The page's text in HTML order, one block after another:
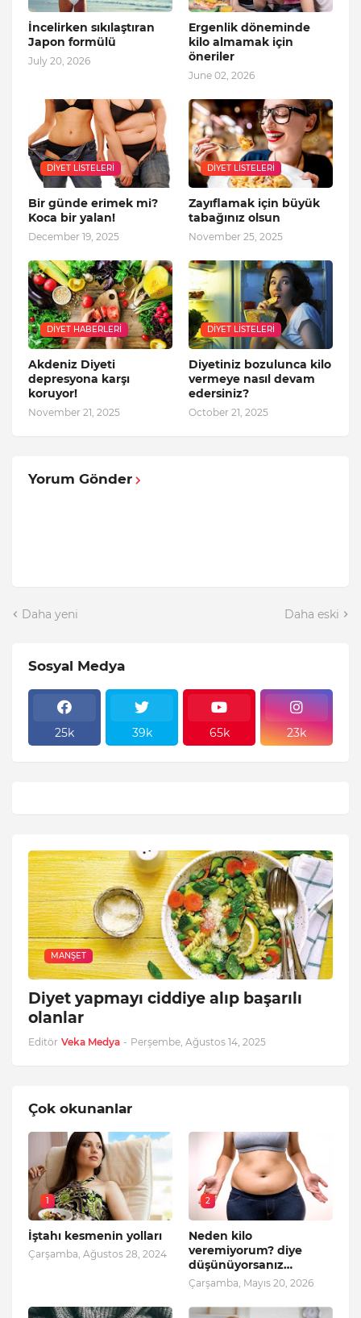
İncelirken sıkılaştıran
Japon formülü
July 20, 2026
Ergenlik döneminde
kilo almamak için
öneriler
June 02, 2026
DIYET LISTELERI
Bir günde erimek mi?
Koca bir yalan!
December 19, 2025
DIYET LISTELERI
Zayıflamak için büyük
tabağınız olsun
November 25, 2025
DIYET HABERLERI
Akdeniz Diyeti
depresyona karşı
koruyor!
November 21, 2025
DIYET LISTELERI
Diyetiniz bozulunca kilo
vermeye nasıl devam
edersiniz?
October 21, 2025
Yorum Gönder
Daha yeni Daha eski
Sosyal Medya
25k 39k 65k 23k
MANŞET
Diyet yapmayı ciddiye alıp başarılı
olanlar
Editör Veka Medya - Perşembe, Ağustos 14, 2025
Çok okunanlar
1
İştahı kesmenin yolları
Çarşamba, Ağustos 28, 2024
2
Neden kilo
veremiyorum? diye
düşünüyorsanız…
Çarşamba, Mayıs 20, 2026